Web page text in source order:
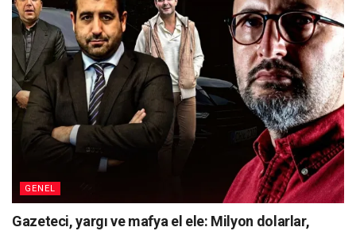
GENEL
Gazeteci, yargı ve mafya el ele: Milyon dolarlar,